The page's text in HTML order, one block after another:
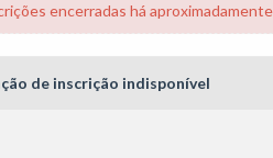
encerradas há
de inscrição indisponível